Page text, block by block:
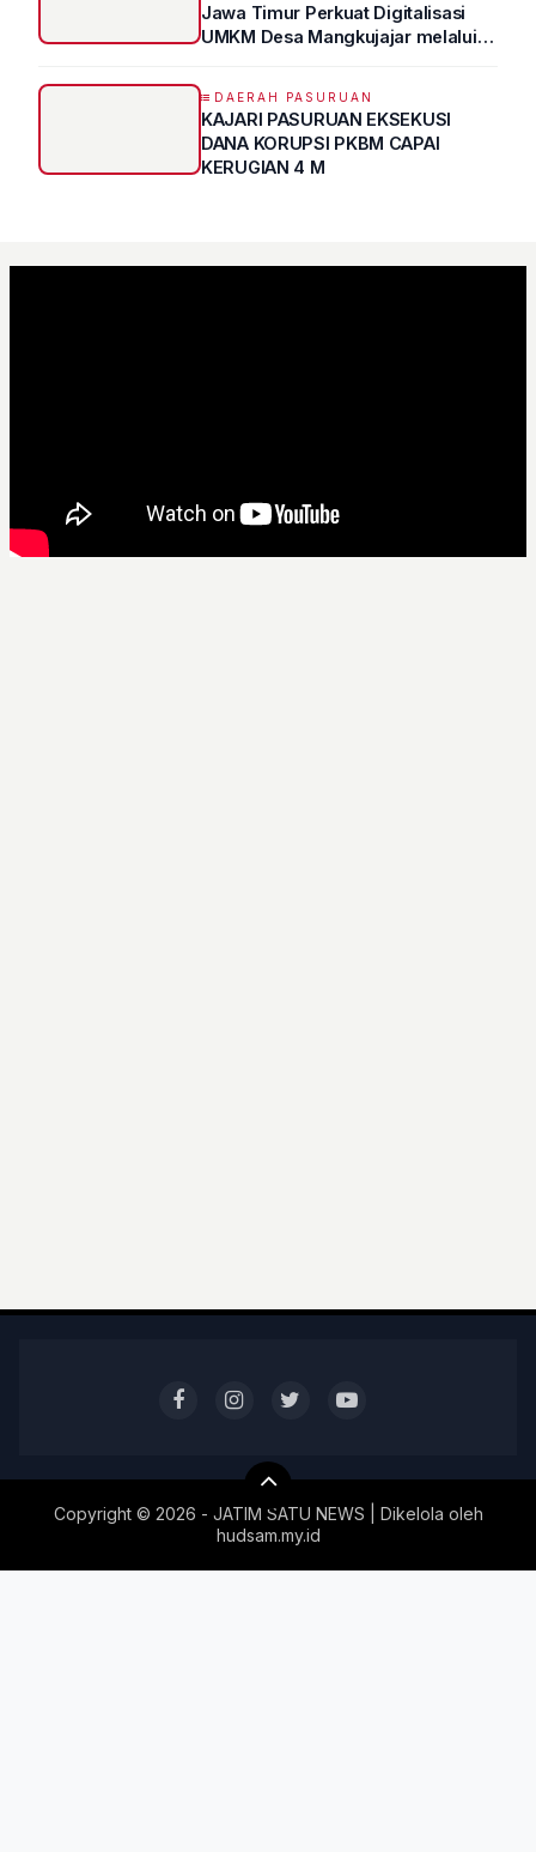
Jawa Timur Perkuat Digitalisasi
UMKM Desa Mangkujajar melalui
DAERAH PASURUAN
KAJARI PASURUAN EKSEKUSI
DANA KORUPSI PKBM CAPAI
KERUGIAN 4 M
Copyright © 2026 - JATIM SATU NEWS | Dikelola oleh
hudsam.my.id